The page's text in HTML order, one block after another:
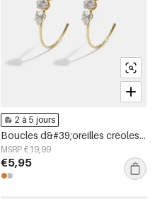
2 à 5 jours
Boucles d&#39;oreilles créoles en acier inoxydable, style simple et quotidien, collection de bijoux pour femmes
MSRP €19,99
€5,95